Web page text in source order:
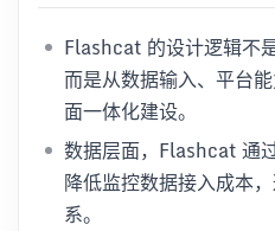
Flashcat 的设计逻辑不
而是从数据输入、平台
面一体化建设。
数据层面，Flashcat 通
降低监控数据接入成本
系。